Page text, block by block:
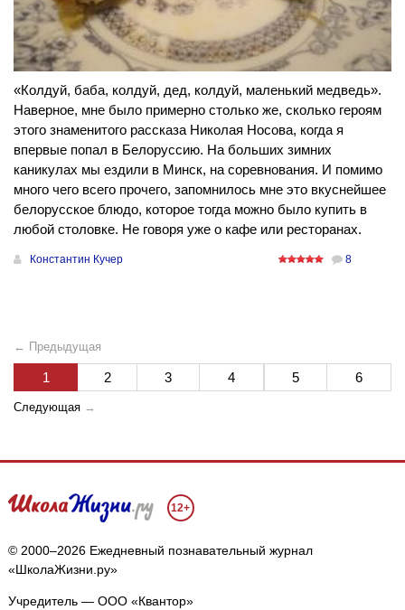
«Колдуй, баба, колдуй, дед, колдуй, маленький медведь».
Наверное, мне было примерно столько же, сколько героям
этого знаменитого рассказа Николая Носова, когда я
впервые попал в Белоруссию. На больших зимних
каникулах мы ездили в Минск, на соревнования. И помимо
много чего всего прочего, запомнилось мне это вкуснейшее
белорусское блюдо, которое тогда можно было купить в
любой столовке. Не говоря уже о кафе или ресторанах.
Константин Кучер 8
← Предыдущая
1 2 3 4 5 6
Следующая →
12+
© 2000–2026 Ежедневный познавательный журнал
«ШколаЖизни.ру»
Учредитель — ООО «Квантор»